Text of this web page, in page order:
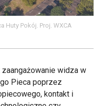
Huty Pokój. Proj. WXCA
widza w
Pieca poprzez
kontakt i